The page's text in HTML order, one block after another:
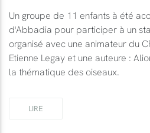
Un groupe de 11 enfants à été
d'Abbadia pour participer à un
organisé avec une animateur du
Etienne Legay et une auteure :
la thématique des oiseaux.
LIRE